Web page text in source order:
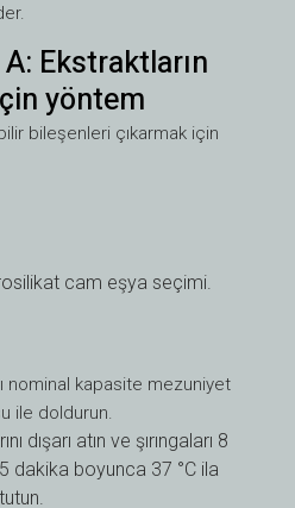
Ekstraktların
yöntem
bileşenleri çıkarmak için
cam eşya seçimi.
nominal kapasite mezuniyet
ile doldurun.
dışarı atın ve şırıngaları 8
dakika boyunca 37 °C ila